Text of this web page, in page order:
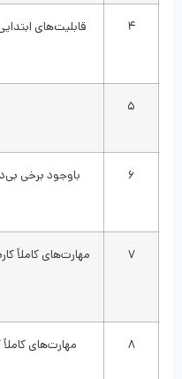
۴
قابلیت‌های
۵
۶
باوجود برخی
۷
مهارت‌های کاملاً
۸
مهارت‌های